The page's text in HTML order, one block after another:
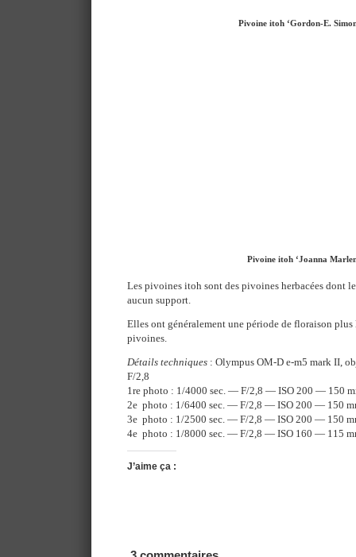
Pivoine itoh ‘Gordon-E.
Pivoine itoh ‘Joanna
Les pivoines itoh sont des pivoines herbacées dont
aucun support.
Elles ont généralement une période de floraison plus
pivoines.
Détails techniques : Olympus OM-D e-m5 mark II,
F/2,8
1re photo : 1/4000 sec. — F/2,8 — ISO 200 — 150
2e photo : 1/6400 sec. — F/2,8 — ISO 200 — 150
3e photo : 1/2500 sec. — F/2,8 — ISO 200 — 150
4e photo : 1/8000 sec. — F/2,8 — ISO 160 — 115
J’aime ça :